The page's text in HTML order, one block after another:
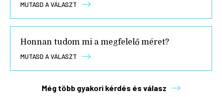
MUTASD A VÁLASZT
Honnan tudom mi a megfelelő méret?
MUTASD A VÁLASZT
Még több gyakori kérdés és válasz